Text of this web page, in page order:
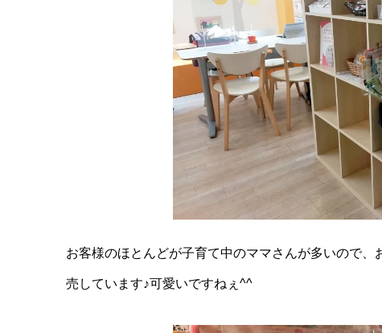
お客様のほとんどが子育て中のママさんが多いので
売しています♪可愛いですねぇ^^